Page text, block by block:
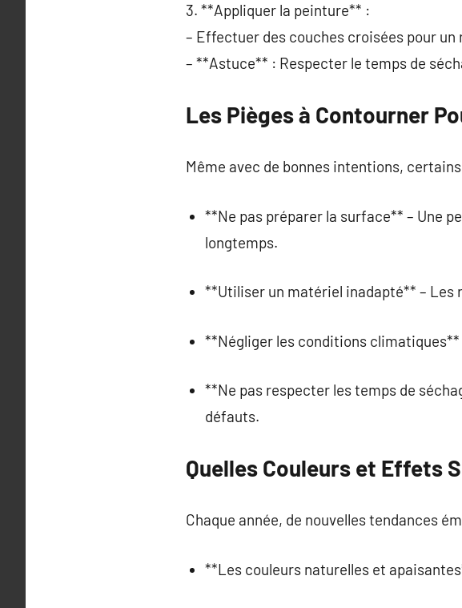
3. **Appliquer la peinture** :
– Effectuer des couches croisées pour
– **Astuce** : Respecter le temps de
Les Pièges à Contourner
Même avec de bonnes intentions,
**Ne pas préparer la surface** – Une
longtemps.
**Utiliser un matériel inadapté** – Les
**Négliger les conditions
**Ne pas respecter les temps de
défauts.
Quelles Couleurs et Effets
Chaque année, de nouvelles tendances
**Les couleurs naturelles et